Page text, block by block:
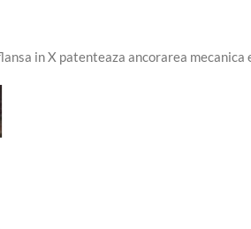
in X patenteaza ancorarea